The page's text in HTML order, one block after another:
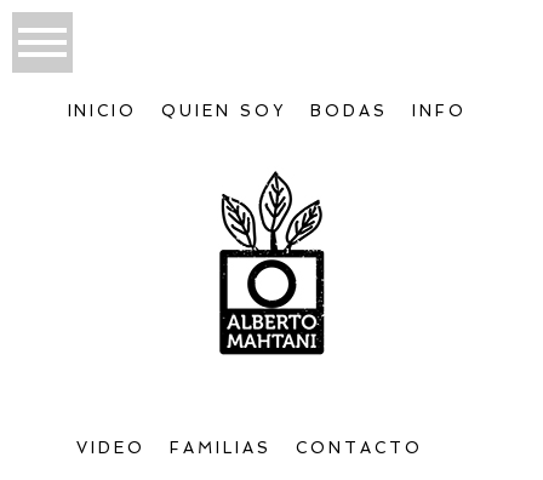
INICIO QUIEN SOY BODAS INFO
VIDEO FAMILIAS CONTACTO